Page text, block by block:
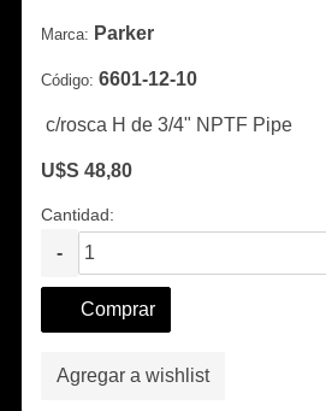
Marca: Parker
Código: 6601-12-10
c/rosca H de 3/4" NPTF Pipe
U$S 48,80
Cantidad:
-
Comprar
Agregar a wishlist